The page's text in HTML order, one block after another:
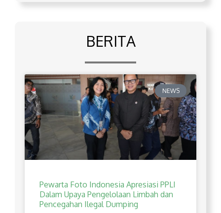
BERITA
NEWS
Pewarta Foto Indonesia Apresiasi PPLI
Dalam Upaya Pengelolaan Limbah dan
Pencegahan Ilegal Dumping